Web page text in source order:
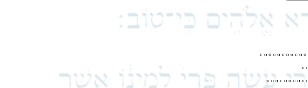
o o o o o o o o o o o
o
o o o o o o o o o